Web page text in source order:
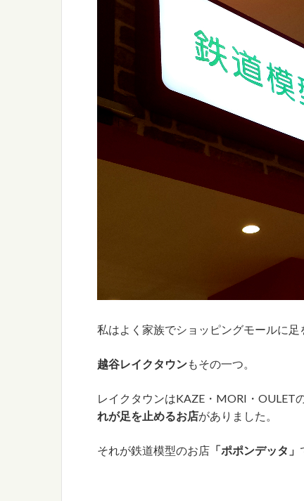
私はよく家族でショッピングモールに足
越谷レイクタウンもその一つ。
レイクタウンはKAZE・MORI・OULET
れが足を止めるお店がありました。
それが鉄道模型のお店 「ポポンデッタ」